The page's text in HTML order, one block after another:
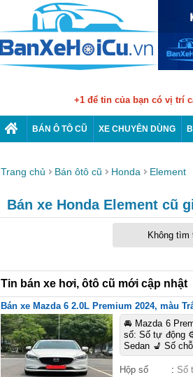
+1 để tin của bạn có vị trí
BÁN Ô TÔ CŨ XE CHUYÊN DÙNG
Trang chủ Bán ôtô cũ Honda Element
Bán xe Honda Element cũ
Không tìm
Tin bán xe hơi, ôtô cũ mới cập nhật
Bán xe Mazda 6 2.0L Premium 2024, màu
🚘 Mazda 6
số: Số tự động
Sedan 💺 Số
Hộp số : Số